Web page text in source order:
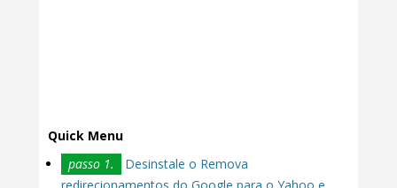
Quick Menu
passo 1.
Desinstale o Remova